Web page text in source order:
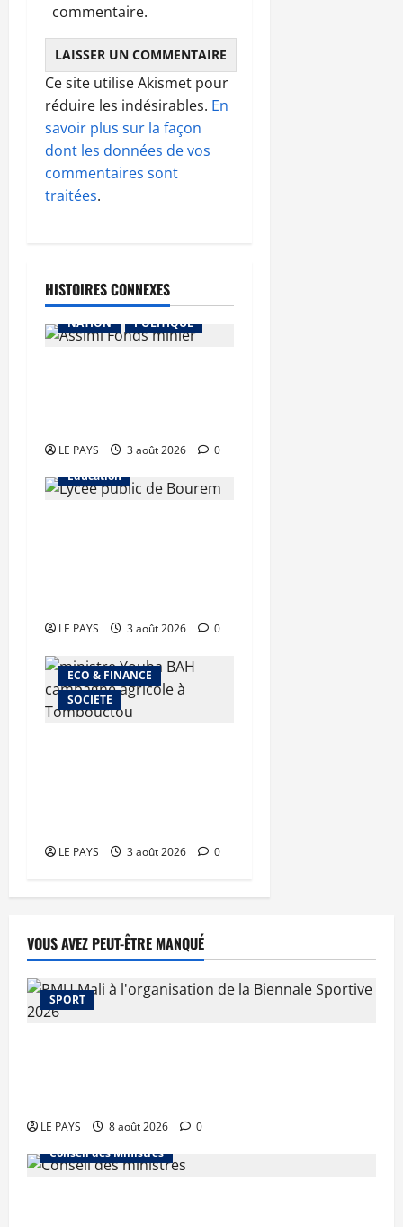
commentaire.
Ce site utilise Akismet pour
réduire les indésirables. En
savoir plus sur la façon
dont les données de vos
commentaires sont
traitées.
HISTOIRES CONNEXES
ECO & FINANCE
NATION
POLITIQUE
LE PAYS 3 août 2026
0
Education
LE PAYS 3 août 2026 0
ECO & FINANCE
SOCIETE
LE PAYS 3 août 2026 0
VOUS AVEZ PEUT-ÊTRE MANQUÉ
SPORT
LE PAYS 8 août 2026
0
Conseil des Ministres